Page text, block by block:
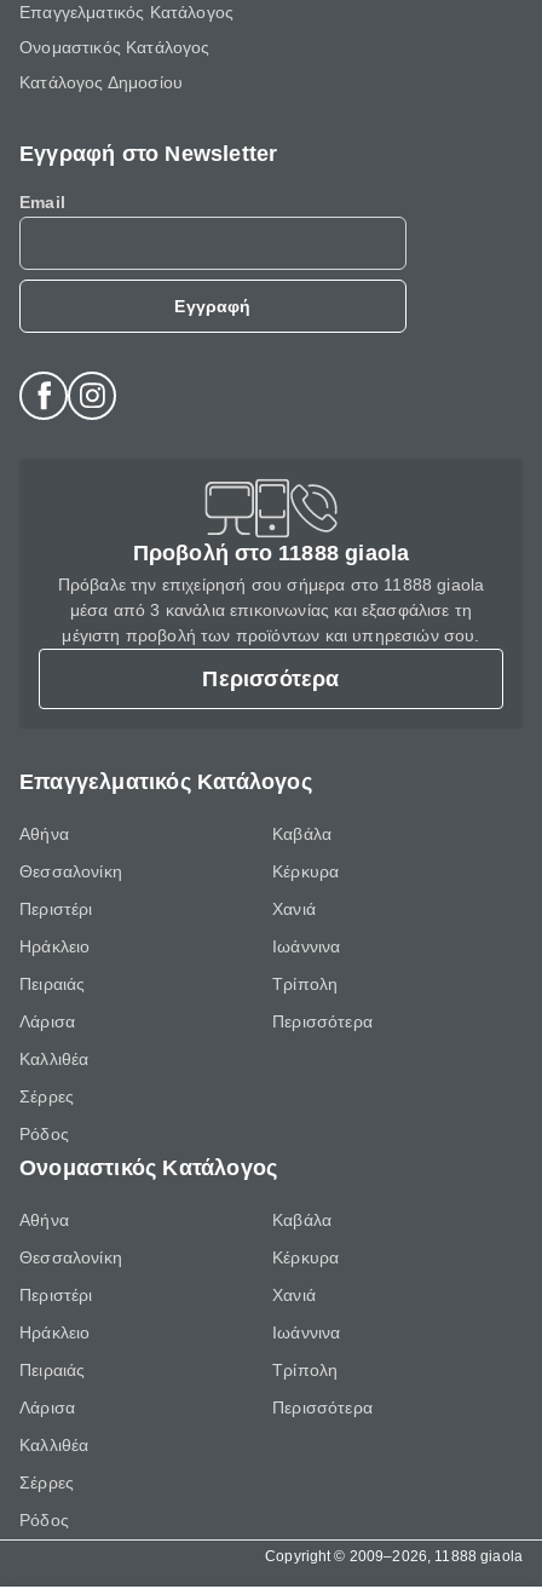
Επαγγελματικός Κατάλογος
Ονομαστικός Κατάλογος
Κατάλογος Δημοσίου
Εγγραφή στο Newsletter
Email
Εγγραφή
Προβολή στο 11888 giaola
Πρόβαλε την επιχείρησή σου σήμερα στο 11888 giaola
μέσα από 3 κανάλια επικοινωνίας και εξασφάλισε τη
μέγιστη προβολή των προϊόντων και υπηρεσιών σου.
Περισσότερα
Επαγγελματικός Κατάλογος
Αθήνα
Θεσσαλονίκη
Περιστέρι
Ηράκλειο
Πειραιάς
Λάρισα
Καλλιθέα
Σέρρες
Ρόδος
Καβάλα
Κέρκυρα
Χανιά
Ιωάννινα
Τρίπολη
Περισσότερα
Ονομαστικός Κατάλογος
Αθήνα
Θεσσαλονίκη
Περιστέρι
Ηράκλειο
Πειραιάς
Λάρισα
Καλλιθέα
Σέρρες
Ρόδος
Καβάλα
Κέρκυρα
Χανιά
Ιωάννινα
Τρίπολη
Περισσότερα
Copyright © 2009–2026, 11888 giaola